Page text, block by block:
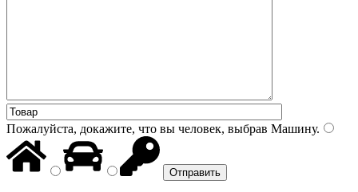
Пожалуйста, докажите, что вы человек, выбрав Машину.